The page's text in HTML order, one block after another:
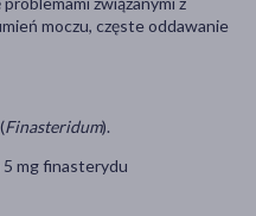
moczu, częste oddawanie
Finasteridum).
5 mg finasterydu